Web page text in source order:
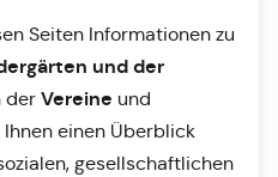
Seiten Informationen zu
und der
der Vereine und
einen Überblick
gesellschaftlichen